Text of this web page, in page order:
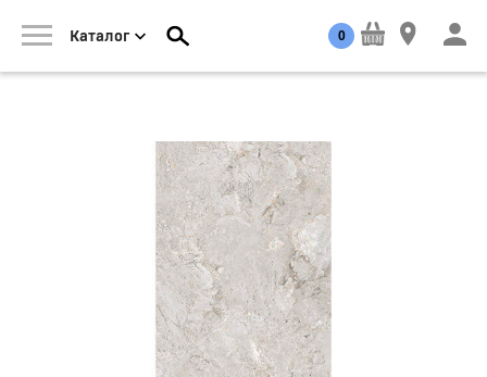
Каталог 0